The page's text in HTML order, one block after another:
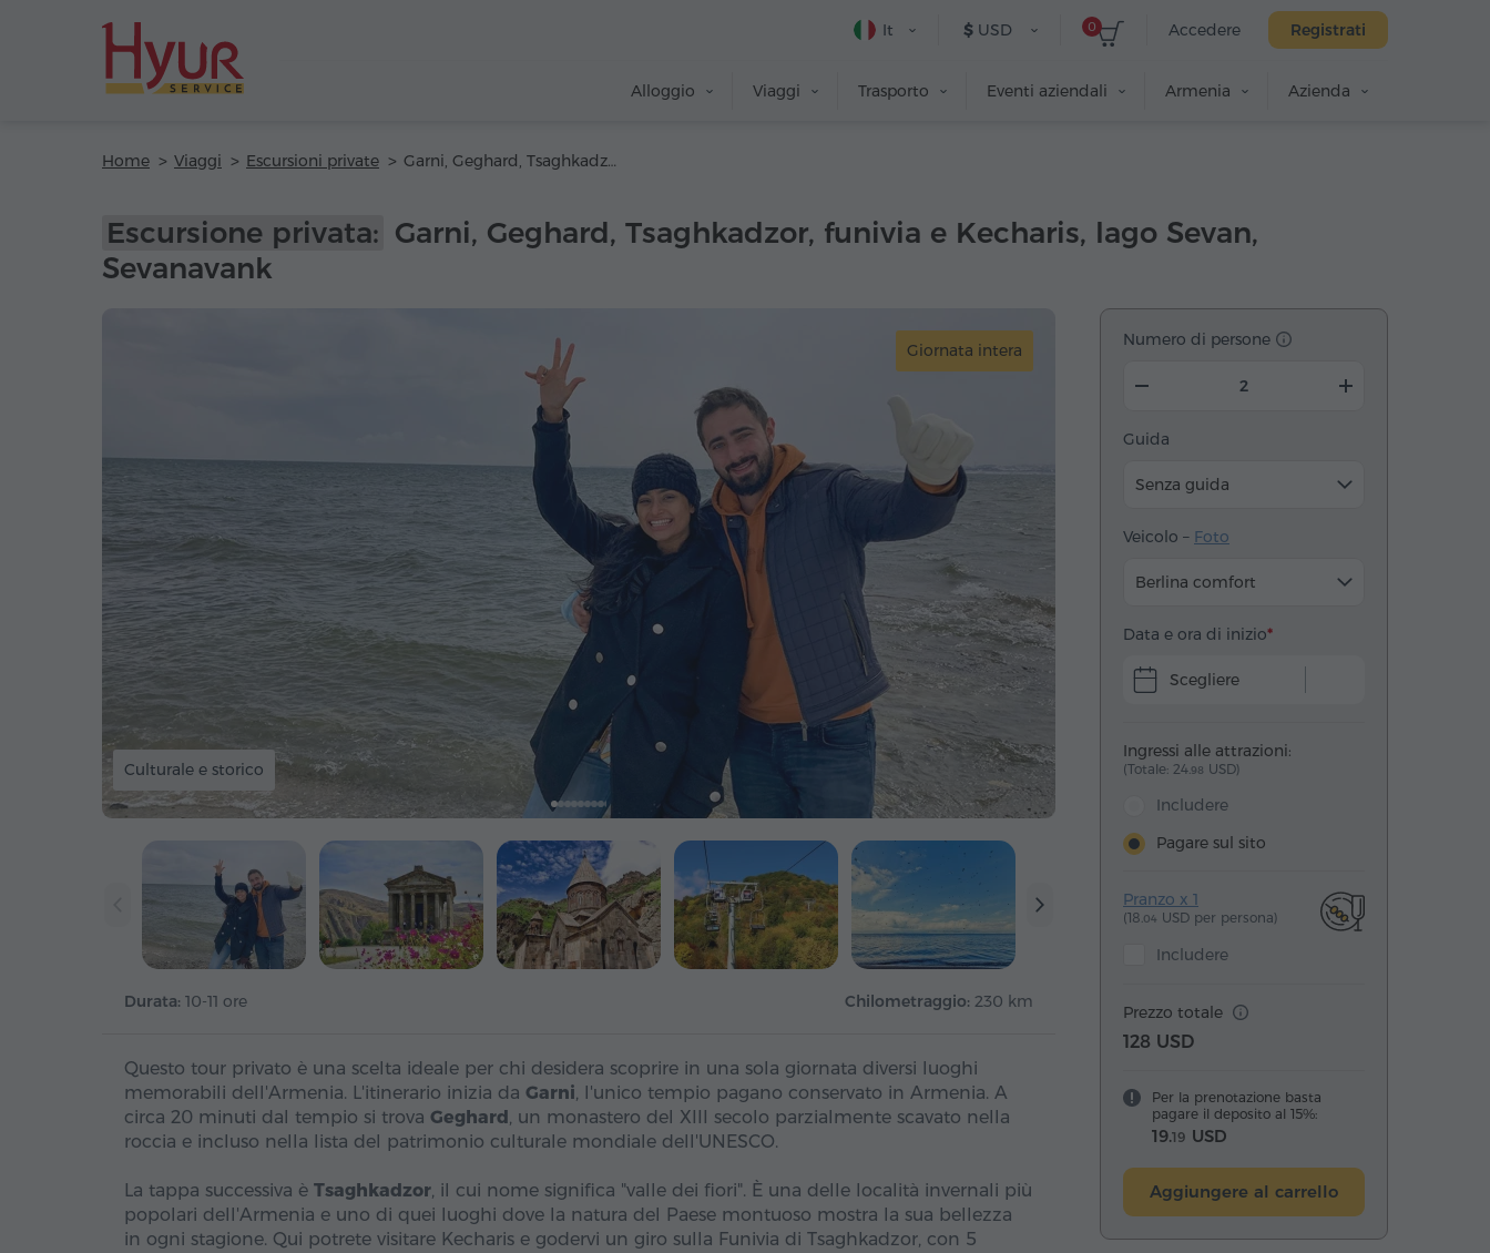
Accedere Registrati
0
$ USD
It
Alloggio Viaggi Trasporto Eventi aziendali Armenia Azienda
Home Viaggi Escursioni private Garni, Geghard, Tsaghkadzor, funivia e Kecharis, lago Sevan, Sevanavank
Escursione privata: Garni, Geghard, Tsaghkadzor, funivia e Kecharis, lago Sevan,
Sevanavank
Giornata intera
Culturale e storico
Durata: 10-11 ore Chilometraggio: 230 km
Questo tour privato è una scelta ideale per chi desidera scoprire in una sola giornata diversi luoghi
memorabili dell'Armenia. L'itinerario inizia da Garni, l'unico tempio pagano conservato in Armenia. A
circa 20 minuti dal tempio si trova Geghard, un monastero del XIII secolo parzialmente scavato nella
roccia e incluso nella lista del patrimonio culturale mondiale dell'UNESCO.
La tappa successiva è Tsaghkadzor, il cui nome significa "valle dei fiori". È una delle località invernali più
popolari dell'Armenia e uno di quei luoghi dove la natura del Paese montuoso mostra la sua bellezza
in ogni stagione. Qui potrete visitare Kecharis e godervi un giro sulla Funivia di Tsaghkadzor, con 5
Numero di persone
Guida
Senza guida
Veicolo – Foto
Berlina comfort
Data e ora di inizio
Scegliere
Ingressi alle attrazioni:
(Totale: 24.98 USD)
Includere
Pagare sul sito
Pranzo x 1
(18.04 USD per persona)
Includere
Prezzo totale
128 USD
Per la prenotazione basta
pagare il deposito al 15%:
19.19 USD
Aggiungere al carrello